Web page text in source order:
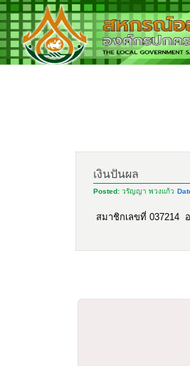
เงินปันผล
Posted: วรัญญา พวงแก้ว
สมาชิกเลขที่ 037214